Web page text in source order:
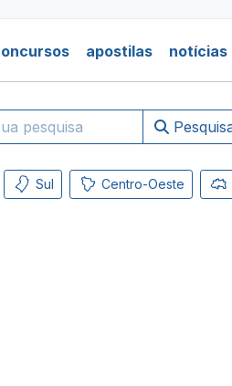
apostilas notícias
Sul Centro-Oeste